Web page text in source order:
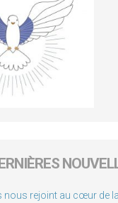
nous rejoint au cœur de